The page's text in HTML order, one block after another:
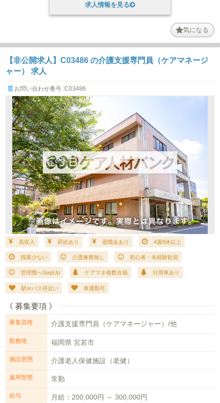
求人情報を見る
気になる
【非公開求人】C03486 の介護支援専門員（ケアマネージ
ャー） 求人
お問い合わせ番号 :C03486
高収入 昇給あり 退職金あり 4週8休以上
残業少ない 介護兼務無し 初心者・未経験歓迎
管理職へStepUp ケアマネ複数在籍 社用車あり
駅orバス停近い 車通勤可
《 募集要項 》
募集資格 介護支援専門員（ケアマネージャー）/他
勤務地 福岡県 宮若市
施設形態 介護老人保健施設（老健）
雇用形態 常勤
給与 月給：200,000円 ～ 300,000円